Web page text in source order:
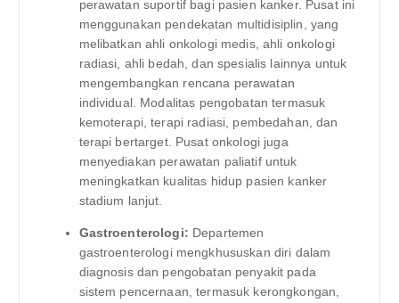
perawatan suportif bagi pasien kanker. Pusat ini
menggunakan pendekatan multidisiplin, yang
melibatkan ahli onkologi medis, ahli onkologi
radiasi, ahli bedah, dan spesialis lainnya untuk
mengembangkan rencana perawatan
individual. Modalitas pengobatan termasuk
kemoterapi, terapi radiasi, pembedahan, dan
terapi bertarget. Pusat onkologi juga
menyediakan perawatan paliatif untuk
meningkatkan kualitas hidup pasien kanker
stadium lanjut.
Gastroenterologi: Departemen
gastroenterologi mengkhususkan diri dalam
diagnosis dan pengobatan penyakit pada
sistem pencernaan, termasuk kerongkongan,